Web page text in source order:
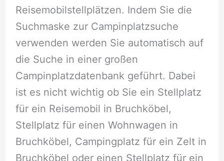
Reisemobilstellplätzen. Indem Sie die
Suchmaske zur Campinplatzsuche
verwenden werden Sie automatisch auf
die Suche in einer großen
Campinplatzdatenbank geführt. Dabei
ist es nicht wichtig ob Sie ein Stellplatz
für ein Reisemobil in Bruchköbel,
Stellplatz für einen Wohnwagen in
Bruchköbel, Campingplatz für ein Zelt in
Bruchköbel oder einen Stellplatz für ein